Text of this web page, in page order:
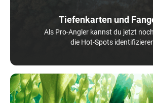
Tiefenkarten und
Als Pro-Angler kannst du jetzt
die Hot-Spots